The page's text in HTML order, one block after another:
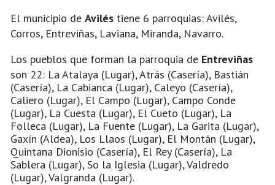
El municipio de Avilés tiene 6 parroquias: Avilés,
Corros, Entreviñas, Laviana, Miranda, Navarro.
Los pueblos que forman la parroquia de Entreviñas
son 22: La Atalaya (Lugar), Atrás (Casería), Bastián
(Casería), La Cabianca (Lugar), Caleyo (Casería),
Caliero (Lugar), El Campo (Lugar), Campo Conde
(Lugar), La Cuesta (Lugar), El Cueto (Lugar), La
Folleca (Lugar), La Fuente (Lugar), La Garita (Lugar),
Gaxín (Aldea), Los Llaos (Lugar), El Montán (Lugar),
Quintana Dionisio (Casería), El Rey (Casería), La
Sablera (Lugar), So la Iglesia (Lugar), Valdredo
(Lugar), Valgranda (Lugar).